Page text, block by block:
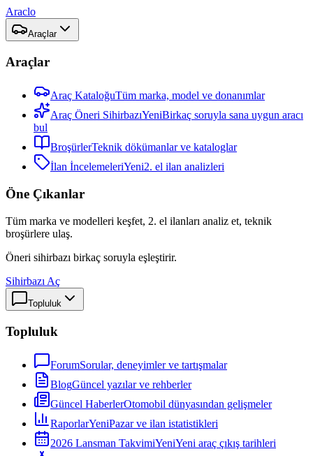
Araclo
Araçlar
Araçlar
Araç KataloğuTüm marka, model ve donanımlar
Araç Öneri SihirbazıYeniBirkaç soruyla sana uygun aracı
bul
BroşürlerTeknik dökümanlar ve kataloglar
İlan İncelemeleriYeni2. el ilan analizleri
Öne Çıkanlar
Tüm marka ve modelleri keşfet, 2. el ilanları analiz et, teknik
broşürlere ulaş.
Öneri sihirbazı birkaç soruyla eşleştirir.
Sihirbazı Aç
Topluluk
Topluluk
ForumSorular, deneyimler ve tartışmalar
BlogGüncel yazılar ve rehberler
Güncel HaberlerOtomobil dünyasından gelişmeler
RaporlarYeniPazar ve ilan istatistikleri
2026 Lansman TakvimiYeniYeni araç çıkış tarihleri